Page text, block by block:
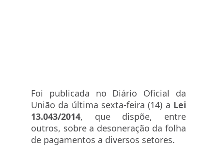
Foi publicada no Diário Oficial da
União da última sexta-feira (14) a Lei
13.043/2014, que dispõe, entre
outros, sobre a desoneração da folha
de pagamentos a diversos setores.